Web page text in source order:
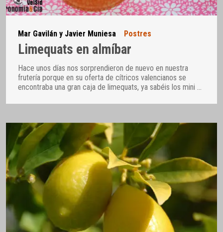
Mar Gavilán y Javier Muniesa Postres
Limequats en almíbar
Hace unos días nos sorprendieron de nuevo en nuestra
frutería porque en su oferta de cítricos valencianos se
encontraba una gran caja de limequats, ya sabéis los mini